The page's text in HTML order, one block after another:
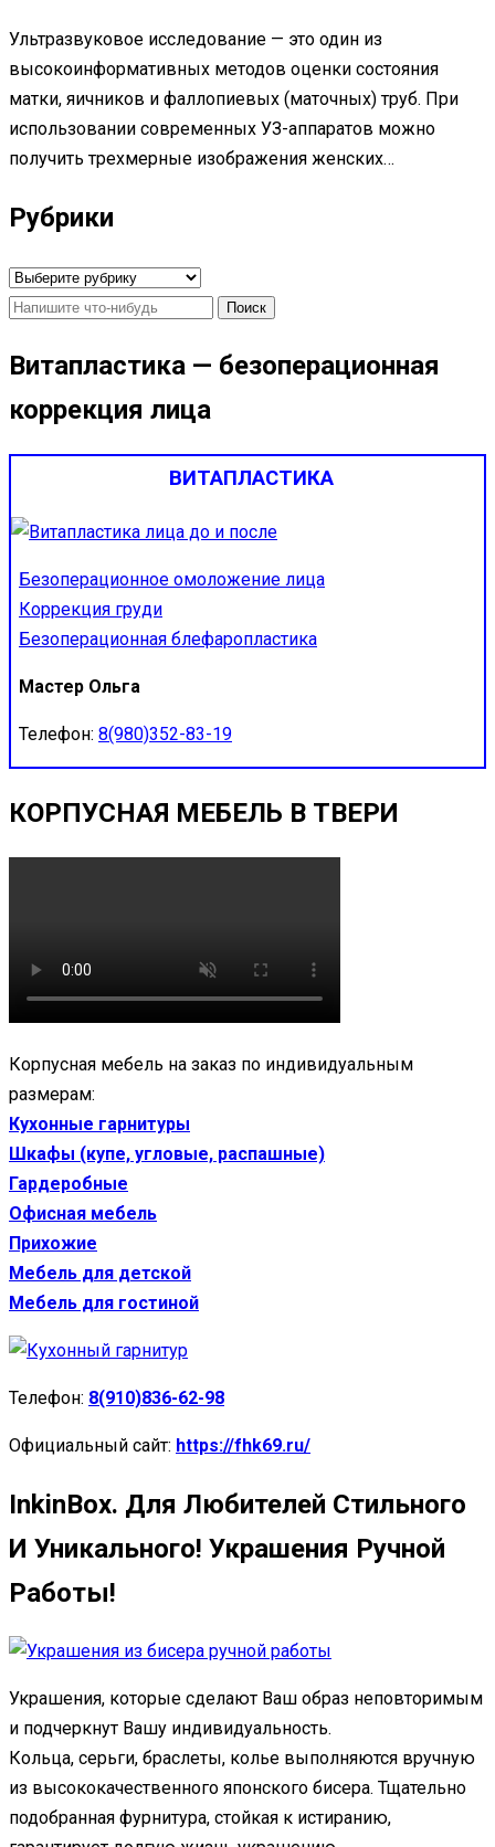
Ультразвуковое исследование — это один из
высокоинформативных методов оценки состояния
матки, яичников и фаллопиевых (маточных) труб. При
использовании современных УЗ-аппаратов можно
получить трехмерные изображения женских…
Рубрики
Рубрики
Найти:
Витапластика — безоперационная
коррекция лица
ВИТАПЛАСТИКА
Безоперационное омоложение лица
Коррекция груди
Безоперационная блефаропластика
Мастер Ольга
Телефон: 8(980)352-83-19
КОРПУСНАЯ МЕБЕЛЬ В ТВЕРИ
Корпусная мебель на заказ по индивидуальным
размерам:
Кухонные гарнитуры
Шкафы (купе, угловые, распашные)
Гардеробные
Офисная мебель
Прихожие
Мебель для детской
Мебель для гостиной
Телефон: 8(910)836-62-98
Официальный сайт: https://fhk69.ru/
InkinBox. Для Любителей Стильного
И Уникального! Украшения Ручной
Работы!
Украшения, которые сделают Ваш образ неповторимым
и подчеркнут Вашу индивидуальность.
Кольца, серьги, браслеты, колье выполняются вручную
из высококачественного японского бисера. Тщательно
подобранная фурнитура, стойкая к истиранию,